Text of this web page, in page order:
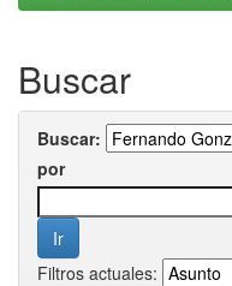
Buscar
Buscar:
por
Filtros actuales: